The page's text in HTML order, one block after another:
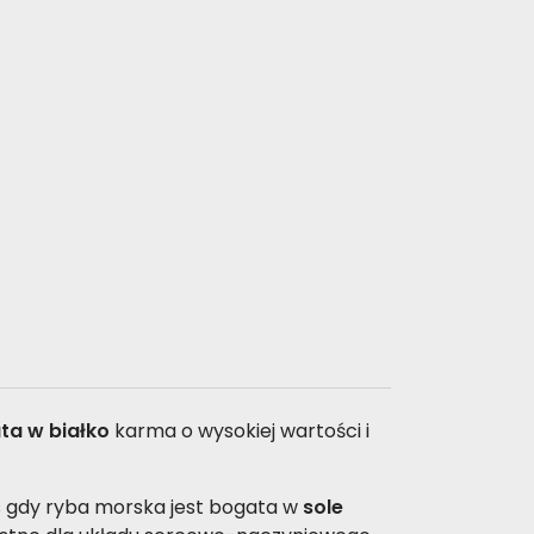
w białko karma o wysokiej wartości i
gdy ryba morska jest bogata w sole